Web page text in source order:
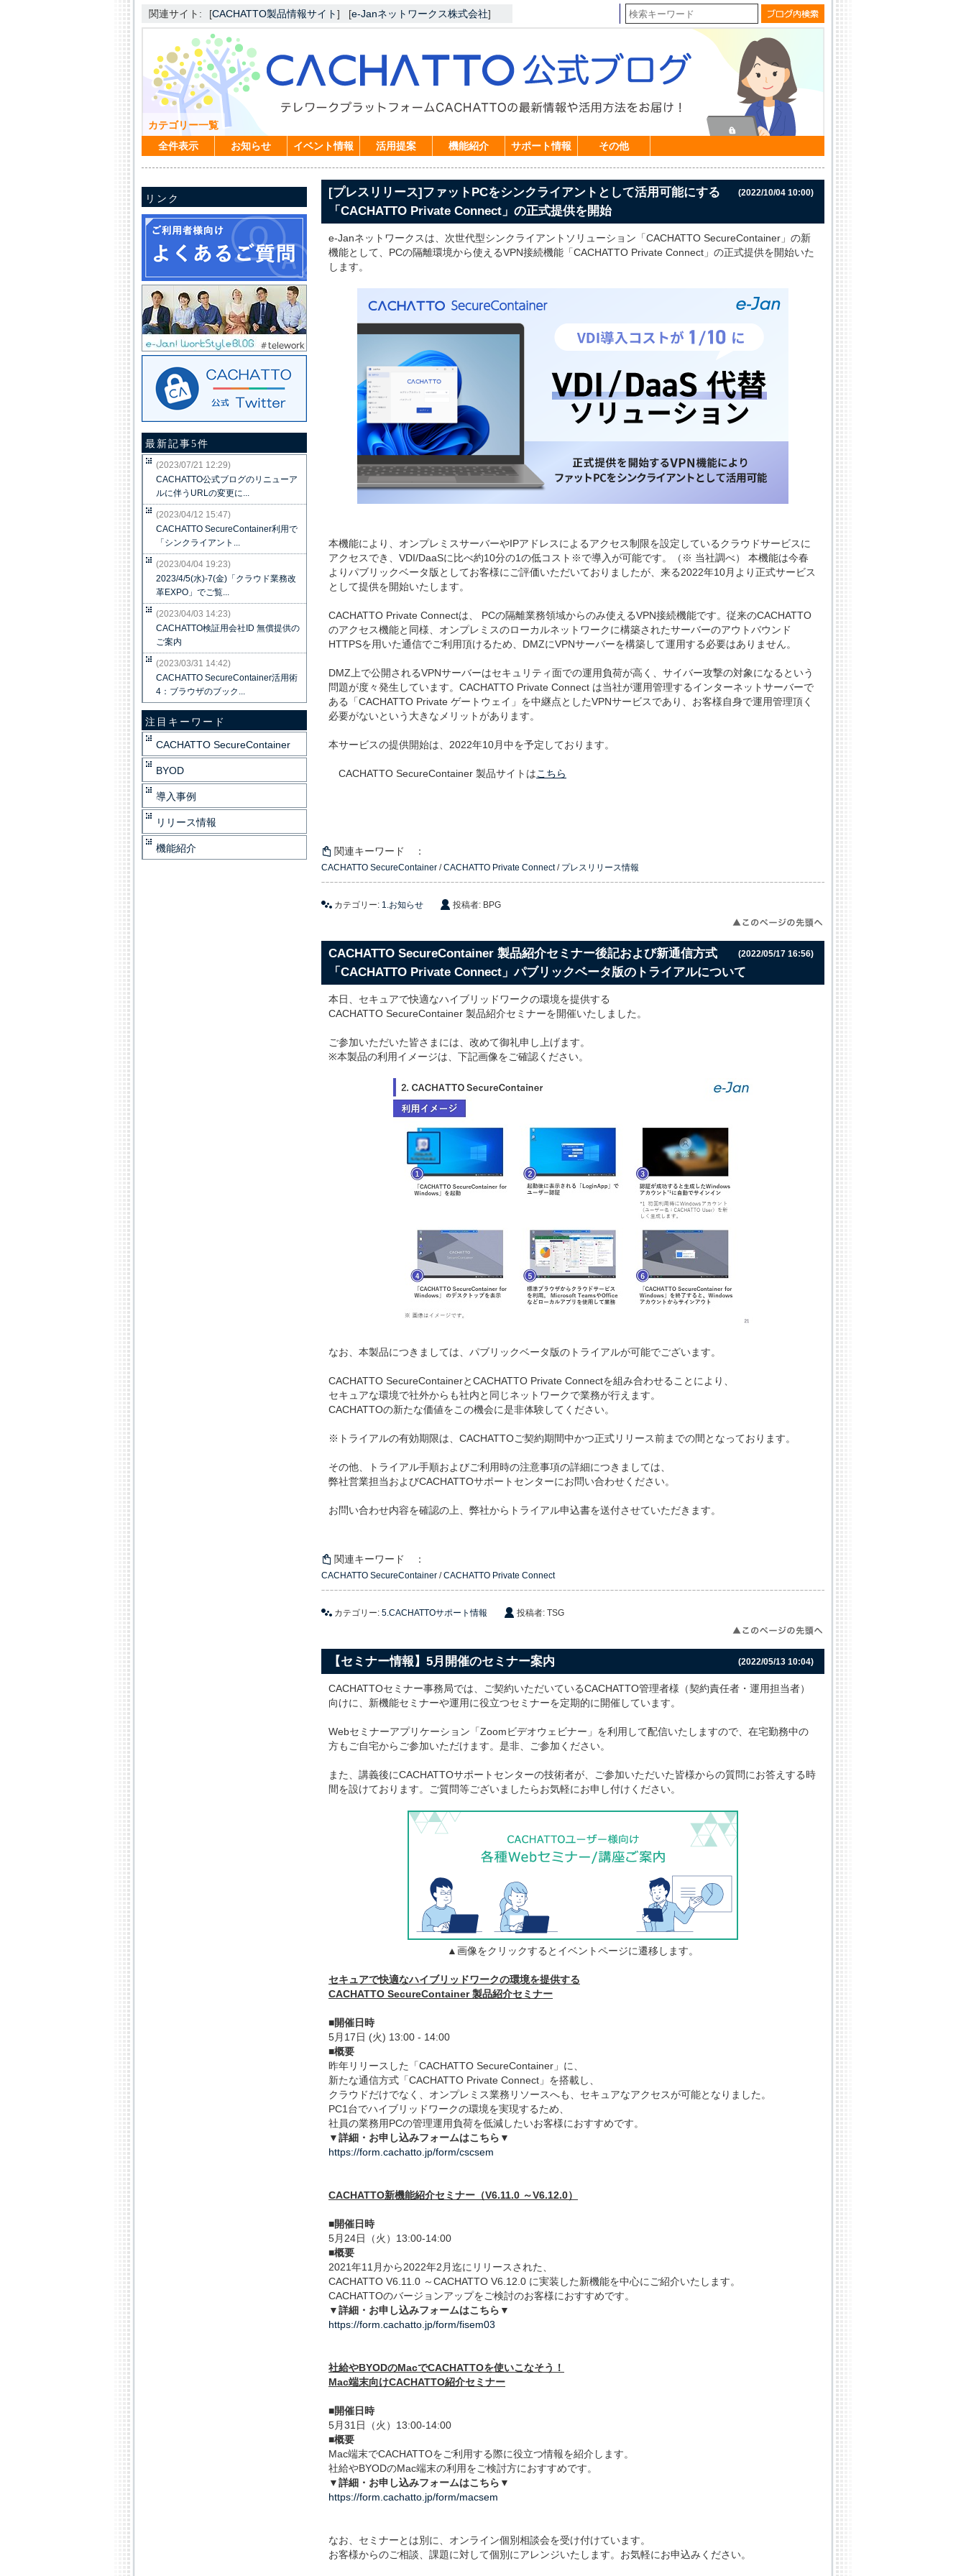
関連サイト: [CACHATTO製品情報サイト] [e-Janネットワークス株式会社]
カテゴリー一覧
全件表示
お知らせ イベント情報 活用提案 機能紹介 サポート情報 その他
(2022/10/04 10:00)
[プレスリリース]ファットPCをシンクライアントとして活用可能にする
「CACHATTO Private Connect」の正式提供を開始
e-Janネットワークスは、次世代型シンクライアントソリューション「CACHATTO SecureContainer」の新
機能として、PCの隔離環境から使えるVPN接続機能「CACHATTO Private Connect」の正式提供を開始いた
します。
本機能により、オンプレミスサーバーやIPアドレスによるアクセス制限を設定しているクラウドサービスに
アクセスでき、VDI/DaaSに比べ約10分の1の低コスト※で導入が可能です。（※ 当社調べ） 本機能は今春
よりパブリックベータ版としてお客様にご評価いただいておりましたが、来る2022年10月より正式サービス
として提供を開始いたします。
CACHATTO Private Connectは、 PCの隔離業務領域からのみ使えるVPN接続機能です。従来のCACHATTO
のアクセス機能と同様、オンプレミスのローカルネットワークに構築されたサーバーのアウトバウンド
HTTPSを用いた通信でご利用頂けるため、DMZにVPNサーバーを構築して運用する必要はありません。
DMZ上で公開されるVPNサーバーはセキュリティ面での運用負荷が高く、サイバー攻撃の対象になるという
問題が度々発生しています。CACHATTO Private Connect は当社が運用管理するインターネットサーバーで
ある「CACHATTO Private ゲートウェイ」を中継点としたVPNサービスであり、お客様自身で運用管理頂く
必要がないという大きなメリットがあります。
本サービスの提供開始は、2022年10月中を予定しております。
CACHATTO SecureContainer 製品サイトはこちら
関連キーワード ：
CACHATTO SecureContainer /CACHATTO Private Connect/ プレスリリース情報
カテゴリー: 1.お知らせ 投稿者: BPG
(2022/05/17 16:56)
CACHATTO SecureContainer 製品紹介セミナー後記および新通信方式
「CACHATTO Private Connect」パブリックベータ版のトライアルについて
本日、セキュアで快適なハイブリッドワークの環境を提供する
CACHATTO SecureContainer 製品紹介セミナーを開催いたしました。
ご参加いただいた皆さまには、改めて御礼申し上げます。
※本製品の利用イメージは、下記画像をご確認ください。
なお、本製品につきましては、パブリックベータ版のトライアルが可能でございます。
CACHATTO SecureContainerとCACHATTO Private Connectを組み合わせることにより、
セキュアな環境で社外からも社内と同じネットワークで業務が行えます。
CACHATTOの新たな価値をこの機会に是非体験してください。
※トライアルの有効期限は、CACHATTOご契約期間中かつ正式リリース前までの間となっております。
その他、トライアル手順およびご利用時の注意事項の詳細につきましては、
弊社営業担当およびCACHATTOサポートセンターにお問い合わせください。
お問い合わせ内容を確認の上、弊社からトライアル申込書を送付させていただきます。
関連キーワード ：
CACHATTO SecureContainer /CACHATTO Private Connect
カテゴリー: 5.CACHATTOサポート情報 投稿者: TSG
(2022/05/13 10:04)
【セミナー情報】5月開催のセミナー案内
CACHATTOセミナー事務局では、ご契約いただいているCACHATTO管理者様（契約責任者・運用担当者）
向けに、新機能セミナーや運用に役立つセミナーを定期的に開催しています。
Webセミナーアプリケーション「Zoomビデオウェビナー」を利用して配信いたしますので、在宅勤務中の
方もご自宅からご参加いただけます。是非、ご参加ください。
また、講義後にCACHATTOサポートセンターの技術者が、ご参加いただいた皆様からの質問にお答えする時
間を設けております。ご質問等ございましたらお気軽にお申し付けください。
▲画像をクリックするとイベントページに遷移します。
セキュアで快適なハイブリッドワークの環境を提供する
CACHATTO SecureContainer 製品紹介セミナー
■開催日時
5月17日 (火) 13:00 - 14:00
■概要
昨年リリースした「CACHATTO SecureContainer」に、
新たな通信方式「CACHATTO Private Connect」を搭載し、
クラウドだけでなく、オンプレミス業務リソースへも、セキュアなアクセスが可能となりました。
PC1台でハイブリッドワークの環境を実現するため、
社員の業務用PCの管理運用負荷を低減したいお客様におすすめです。
▼詳細・お申し込みフォームはこちら▼
https://form.cachatto.jp/form/cscsem
CACHATTO新機能紹介セミナー（V6.11.0 ～V6.12.0）
■開催日時
5月24日（火）13:00-14:00
■概要
2021年11月から2022年2月迄にリリースされた、
CACHATTO V6.11.0 ～CACHATTO V6.12.0 に実装した新機能を中心にご紹介いたします。
CACHATTOのバージョンアップをご検討のお客様におすすめです。
▼詳細・お申し込みフォームはこちら▼
https://form.cachatto.jp/form/fisem03
社給やBYODのMacでCACHATTOを使いこなそう！
Mac端末向けCACHATTO紹介セミナー
■開催日時
5月31日（火）13:00-14:00
■概要
Mac端末でCACHATTOをご利用する際に役立つ情報を紹介します。
社給やBYODのMac端末の利用をご検討方におすすめです。
▼詳細・お申し込みフォームはこちら▼
https://form.cachatto.jp/form/macsem​
なお、セミナーとは別に、オンライン個別相談会を受け付けています。
お客様からのご相談、課題に対して個別にアレンジいたします。お気軽にお申込みください。
リンク
最新記事5件
(2023/07/21 12:29)
CACHATTO公式ブログのリニューア
ルに伴うURLの変更に...
(2023/04/12 15:47)
CACHATTO SecureContainer利用で
「シンクライアント...
(2023/04/04 19:23)
2023/4/5(水)-7(金)「クラウド業務改
革EXPO」でご覧...
(2023/04/03 14:23)
CACHATTO検証用会社ID 無償提供の
ご案内
(2023/03/31 14:42)
CACHATTO SecureContainer活用術
4：ブラウザのブック...
注目キーワード
CACHATTO SecureContainer
BYOD
導入事例
リリース情報
機能紹介